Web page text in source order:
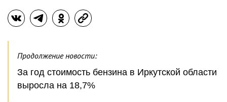
Продолжение новости:
За год стоимость бензина в Иркутской области
выросла на 18,7%